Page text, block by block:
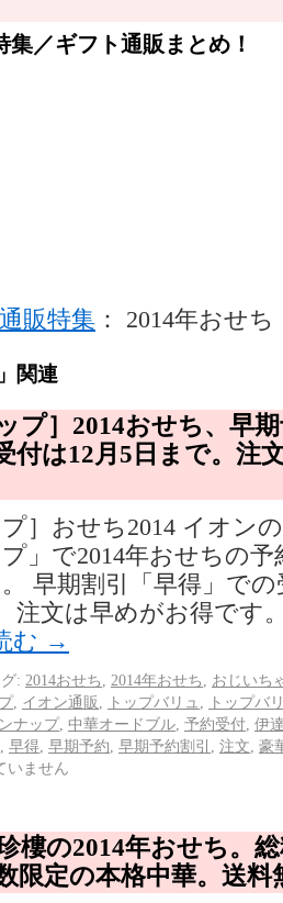
／ギフト通販まとめ！
販特集 ： 2014年おせち
」関連
プ］2014おせち、早
付は12月5日まで。注
プ］おせち2014 イオン
」で2014年おせちの
早期割引「早得」での
注文は早めがお得です
む →
: 2014おせち 2014年おせち
おじいち
, イオン通販 トップバリュ
トップバ
ナップ, 中華オードブル 予約受付 伊
早得 早期予約 早期予約割引 注文 豪
いません
樓の2014年おせち。
限定の本格中華。送料